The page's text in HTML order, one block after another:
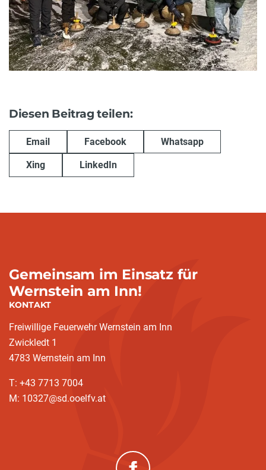
Diesen Beitrag teilen:
Email Facebook Whatsapp
Xing LinkedIn
Gemeinsam im Einsatz für
Wernstein am Inn!
KONTAKT
Freiwillige Feuerwehr Wernstein am Inn
Zwickledt 1
4783 Wernstein am Inn
T: +43 7713 7004
M: 10327@sd.ooelfv.at